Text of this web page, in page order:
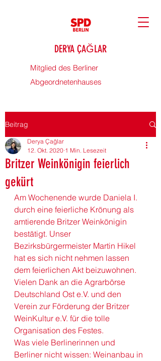
DERYA ÇAĞLAR
Mitglied des Berliner
Abgeordnetenhauses
Beitrag
Britzer Weinkönigin feierlich
gekürt
Derya Çağlar
12. Okt. 2020 1 Min. Lesezeit
Am Wochenende wurde Daniela I.
durch eine feierliche Krönung als
amtierende Britzer Weinkönigin
bestätigt. Unser
Bezirksbürgermeister Martin Hikel
hat es sich nicht nehmen lassen
dem feierlichen Akt beizuwohnen.
Vielen Dank an die Agrarbörse
Deutschland Ost e.V. und den
Verein zur Förderung der Britzer
WeinKultur e.V. für die tolle
Organisation des Festes.
Was viele Berlinerinnen und
Berliner nicht wissen: Weinanbau in